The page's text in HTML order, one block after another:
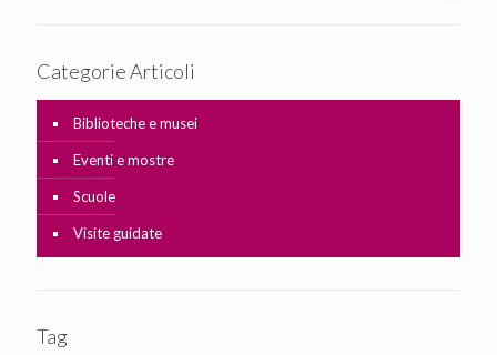
Categorie Articoli
Biblioteche e musei
Eventi e mostre
Scuole
Visite guidate
Tag